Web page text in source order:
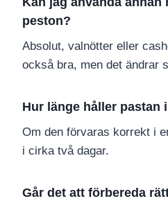
peston?
Absolut, valnötter eller
också bra, men det ändrar
Hur länge håller pastan
Om den förvaras korrekt i
i cirka två dagar.
Går det att förbereda